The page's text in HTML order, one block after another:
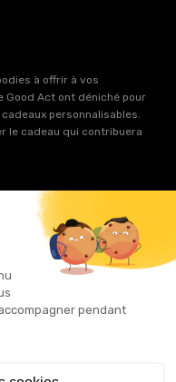
à offrir à vos
Act ont déniché pour
personnalisables.
le cadeau qui contribuera
avec vos valeurs ? Ca
présents sur Good Act
Notre sélection RSEvous
votre campagne de
amour dans de
la planête.